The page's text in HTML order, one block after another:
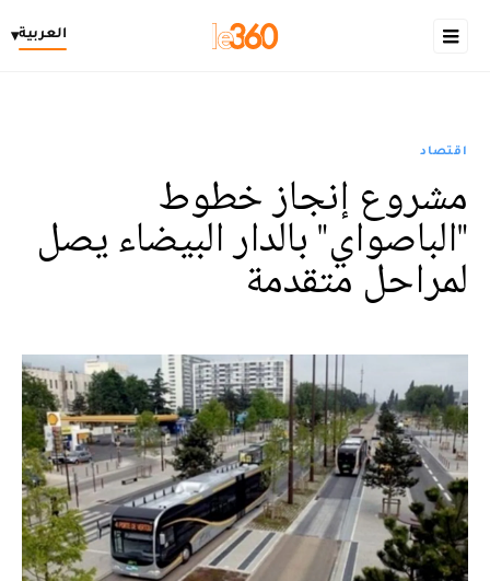
العربية▾
اقتصاد
مشروع إنجاز خطوط
"الباصواي" بالدار البيضاء يصل
لمراحل متقدمة